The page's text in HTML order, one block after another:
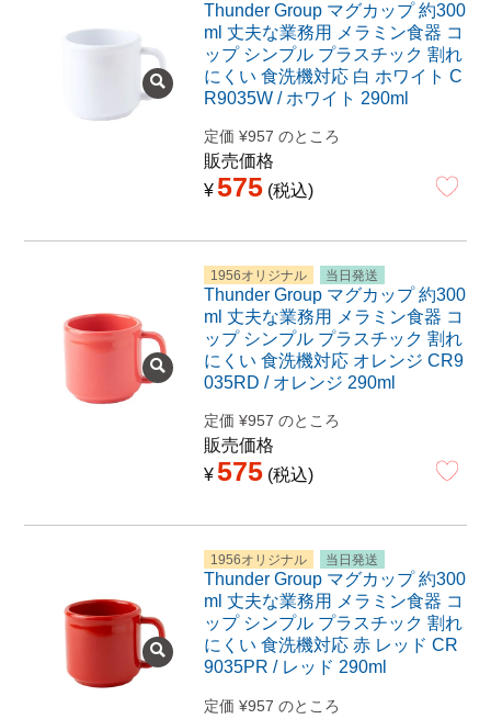
Thunder Group マグカップ 約300
ml 丈夫な業務用 メラミン食器 コ
ップ シンプル プラスチック 割れ
にくい 食洗機対応 白 ホワイト C
R9035W / ホワイト 290ml
定価 ¥957 のところ
販売価格
¥575 税込
1956オリジナル 当日発送
Thunder Group マグカップ 約300
ml 丈夫な業務用 メラミン食器 コ
ップ シンプル プラスチック 割れ
にくい 食洗機対応 オレンジ CR9
035RD / オレンジ 290ml
定価 ¥957 のところ
販売価格
¥575 税込
1956オリジナル 当日発送
Thunder Group マグカップ 約300
ml 丈夫な業務用 メラミン食器 コ
ップ シンプル プラスチック 割れ
にくい 食洗機対応 赤 レッド CR
9035PR / レッド 290ml
定価 ¥957 のところ